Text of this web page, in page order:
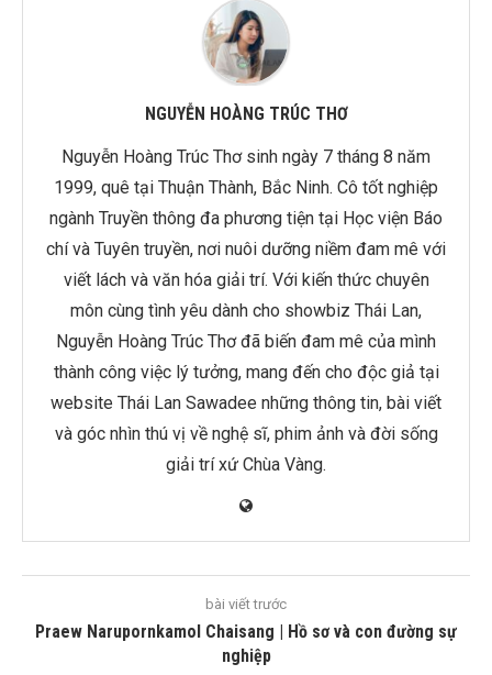
NGUYỄN HOÀNG TRÚC THƠ
Nguyễn Hoàng Trúc Thơ sinh ngày 7 tháng 8 năm
1999, quê tại Thuận Thành, Bắc Ninh. Cô tốt nghiệp
ngành Truyền thông đa phương tiện tại Học viện Báo
chí và Tuyên truyền, nơi nuôi dưỡng niềm đam mê với
viết lách và văn hóa giải trí. Với kiến thức chuyên
môn cùng tình yêu dành cho showbiz Thái Lan,
Nguyễn Hoàng Trúc Thơ đã biến đam mê của mình
thành công việc lý tưởng, mang đến cho độc giả tại
website Thái Lan Sawadee những thông tin, bài viết
và góc nhìn thú vị về nghệ sĩ, phim ảnh và đời sống
giải trí xứ Chùa Vàng.
bài viết trước
Praew Narupornkamol Chaisang | Hồ sơ và con đường sự
nghiệp